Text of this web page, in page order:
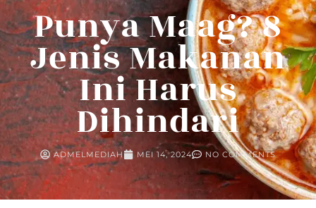
Punya Maag? 8
Jenis Makanan
Ini Harus
Dihindari
ADMELMEDIAH MEI 14, 2024 NO COMMENTS